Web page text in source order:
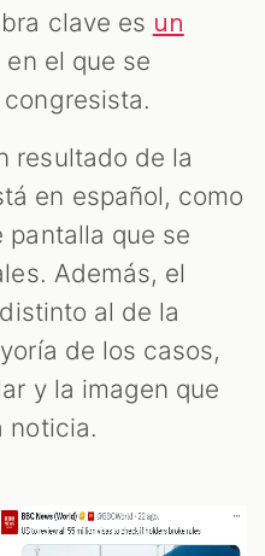
clave es un
en el que se
resultado de la
en español, como
pantalla que se
Además, el
al de la
de los casos,
y la imagen que
noticia.